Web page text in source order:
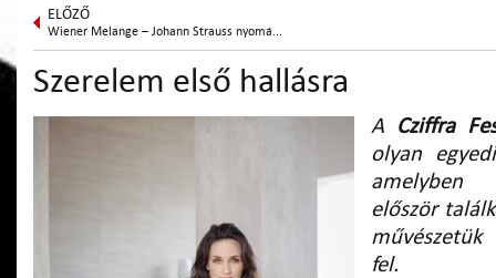
ELŐZŐ
Wiener Melange – Johann Strauss nyomá...
Szerelem első hallásra
A Cziffra
olyan
amelyben
először
fel.